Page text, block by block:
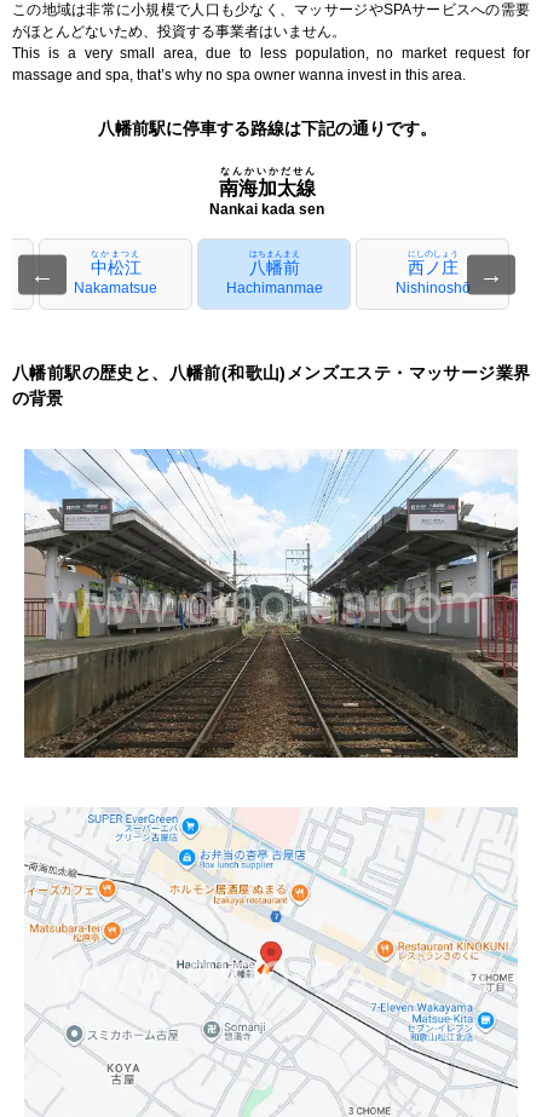
この地域は非常に小規模で人口も少なく、マッサージやSPAサービスへの需要
がほとんどないため、投資する事業者はいません。
This is a very small area, due to less population, no market request for
massage and spa, that’s why no spa owner wanna invest in this area.
八幡前駅に停車する路線は下記の通りです。
南海加太線
なんかいかだせん
Nankai kada sen
← 中松江
なかまつえ
Nakamatsue
八幡前
はちまんまえ
Hachimanmae
西ノ庄
にしのしょう
Nishinoshō
→
八幡前駅の歴史と、八幡前(和歌山)メンズエステ・マッサージ業界
の背景